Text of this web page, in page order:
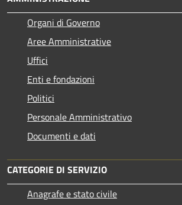
Organi di Governo
Aree Amministrative
Uffici
Enti e fondazioni
Politici
Personale Amministrativo
Documenti e dati
CATEGORIE DI SERVIZIO
Anagrafe e stato civile